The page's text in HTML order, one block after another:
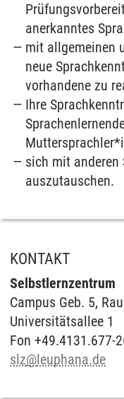
anerkanntes
mit allgemeinen
neue
vorhandene zu
Ihre
sich mit anderen
auszutauschen.
KONTAKT
Selbstlernzentrum
Campus Geb. 5,
Universitätsallee 1
Fon +49.4131.677-
slz@leuphana.de